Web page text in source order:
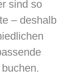
sind so
– deshalb